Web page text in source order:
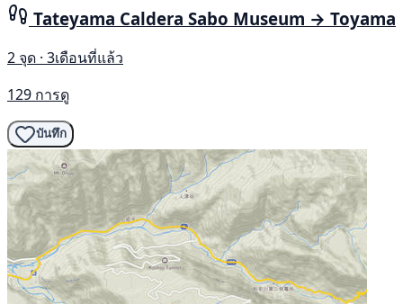
Tateyama Caldera Sabo Museum → Toyama
2 จุด · 3เดือนที่แล้ว
129 การดู
บันทึก